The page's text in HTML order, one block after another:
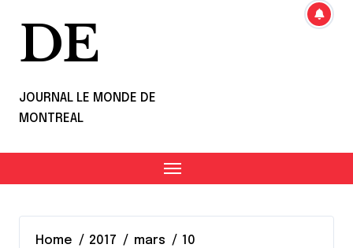
DE
JOURNAL LE MONDE DE
MONTREAL
Home 2017 mars
10